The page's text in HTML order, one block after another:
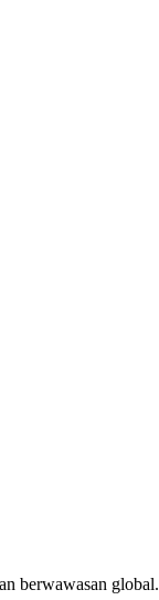
berwawasan global.